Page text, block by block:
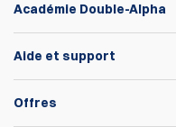
Académie Double-Alpha
Aide et support
Offres